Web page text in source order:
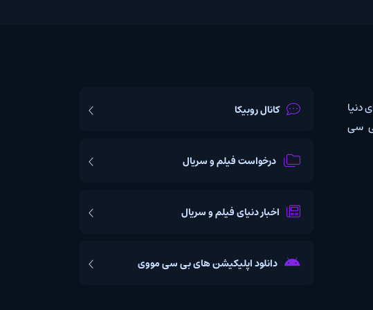
کانال روبیکا
درخواست فیلم و سریال
اخبار دنیای فیلم و سریال
دانلود اپلیکیشن های بی سی مووی